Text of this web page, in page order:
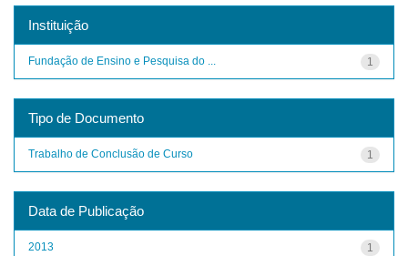
Instituição
1
Fundação de Ensino e Pesquisa do ...
Tipo de Documento
1
Trabalho de Conclusão de Curso
Data de Publicação
1
2013